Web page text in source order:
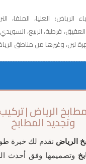
الرياض: العليا، الملقا،
قرطبة، الربيع،
لبن، وغيرها من مناطق
الرياض |
وتجديد المطابخ
الرياض نقدم لك خبرة
وتصميمها وفق أحدث